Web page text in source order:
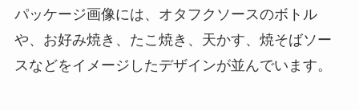
パッケージ画像には、オタフクソースのボトル
や、お好み焼き、たこ焼き、天かす、焼そばソー
スなどをイメージしたデザインが並んでいます。